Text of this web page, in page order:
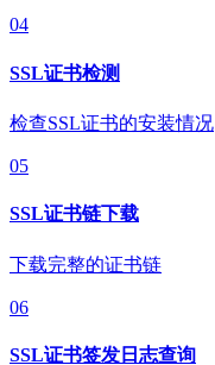
04
SSL证书检测
检查SSL证书的安装情况
05
SSL证书链下载
下载完整的证书链
06
SSL证书签发日志查询